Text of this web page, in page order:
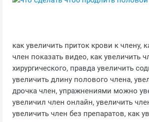
как увеличить приток крови к члену,
член показать видео, как увеличить
хирургического, правда увеличить
увеличить длину полового члена,
дрочка член, упражнениями можно
увеличил член онлайн, увеличить
увеличить член без препаратов, как